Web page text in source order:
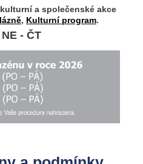
a společenské akce
, Kulturní program.
- ČT